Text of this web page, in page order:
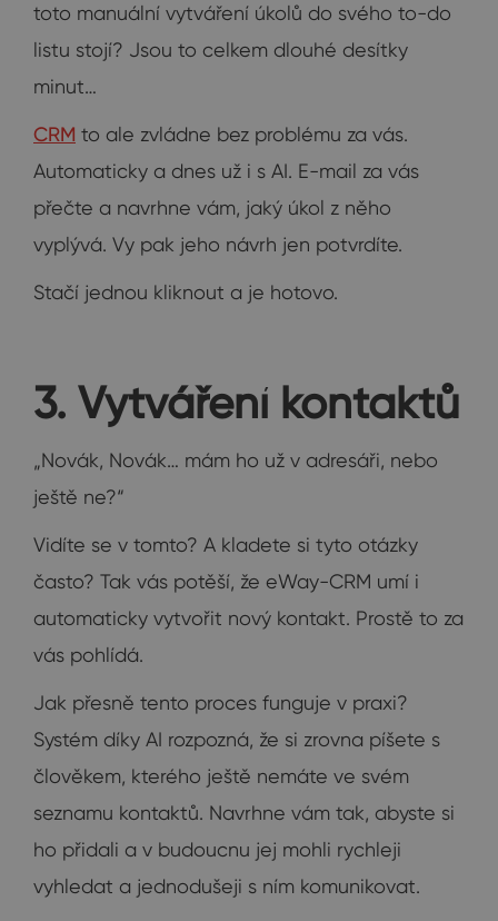
toto manuální vytváření úkolů do svého to-do
listu stojí? Jsou to celkem dlouhé desítky
minut…
CRM to ale zvládne bez problému za vás.
Automaticky a dnes už i s AI. E-mail za vás
přečte a navrhne vám, jaký úkol z něho
vyplývá. Vy pak jeho návrh jen potvrdíte.
Stačí jednou kliknout a je hotovo.
3. Vytváření kontaktů
„Novák, Novák… mám ho už v adresáři, nebo
ještě ne?“
Vidíte se v tomto? A kladete si tyto otázky
často? Tak vás potěší, že eWay-CRM umí i
automaticky vytvořit nový kontakt. Prostě to za
vás pohlídá.
Jak přesně tento proces funguje v praxi?
Systém díky AI rozpozná, že si zrovna píšete s
člověkem, kterého ještě nemáte ve svém
seznamu kontaktů. Navrhne vám tak, abyste si
ho přidali a v budoucnu jej mohli rychleji
vyhledat a jednodušeji s ním komunikovat.